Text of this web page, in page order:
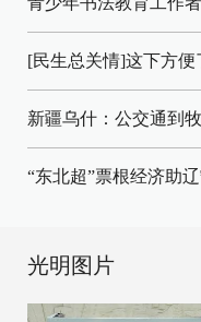
[民生总关情]这下方便
新疆乌什：公交通到
“东北超”票根经济助
光明图片